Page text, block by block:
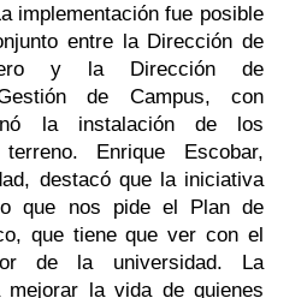
implementación fue posible
entre la Dirección de
y la Dirección de
de Campus, con
la instalación de los
Enrique Escobar,
destacó que la iniciativa
que nos pide el Plan de
que tiene que ver con el
de la universidad. La
mejorar la vida de quienes